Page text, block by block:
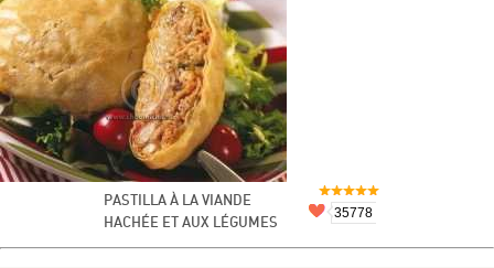
PASTILLA À LA VIANDE
HACHÉE ET AUX LÉGUMES
35778